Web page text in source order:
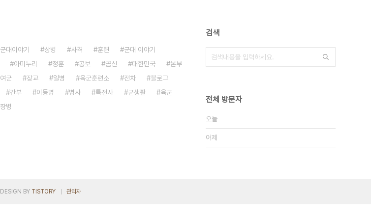
군대이야기 상병 사격 훈련
군대 이야기
아미누리 정훈 공보 곰신 대한민국
본부
여군 장교 일병 육군훈련소 전차
블로그
간부 이등병 병사 특전사 군생활
육군
장병
검색
전체 방문자
오늘
어제
DESIGN BY TISTORY 관리자